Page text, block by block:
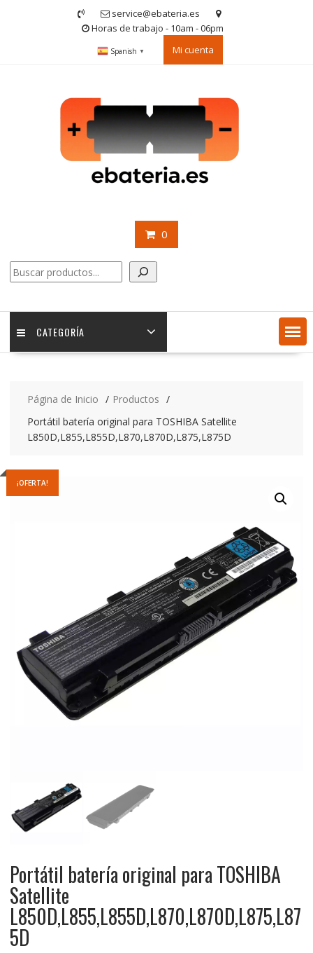
service@ebateria.es
Horas de trabajo - 10am - 06pm
Spanish ▼ Mi cuenta
0
Buscar
CATEGORÍA
Página de Inicio
Productos
Portátil batería original para TOSHIBA Satellite
L850D,L855,L855D,L870,L870D,L875,L875D
¡OFERTA!
Portátil batería original para TOSHIBA
Satellite
L850D,L855,L855D,L870,L870D,L875,L87
5D